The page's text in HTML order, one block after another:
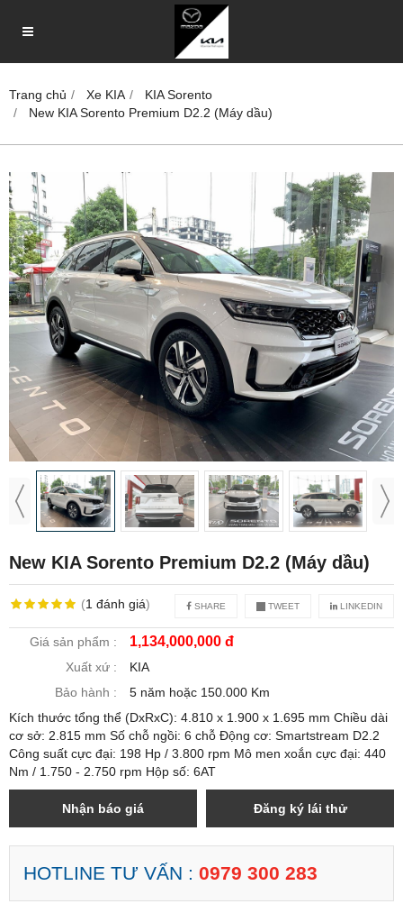
Trang chủ Xe KIA
KIA Sorento
New KIA Sorento Premium D2.2 (Máy dầu)
New KIA Sorento Premium D2.2 (Máy dầu)
(1 đánh giá) SHARE TWEET LINKEDIN
Giá sản phẩm : 1,134,000,000 đ
Xuất xứ :
KIA
Bảo hành :
5 năm hoặc 150.000 Km
Kích thước tổng thể (DxRxC): 4.810 x 1.900 x 1.695 mm Chiều dài
cơ sở: 2.815 mm Số chỗ ngồi: 6 chỗ Động cơ: Smartstream D2.2
Công suất cực đại: 198 Hp / 3.800 rpm Mô men xoắn cực đại: 440
Nm / 1.750 - 2.750 rpm Hộp số: 6AT
Nhận báo giá Đăng ký lái thử
HOTLINE TƯ VẤN : 0979 300 283